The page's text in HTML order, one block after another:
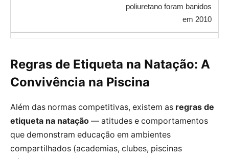
poliuretano foram banidos
em 2010
Regras de Etiqueta na Natação: A
Convivência na Piscina
Além das normas competitivas, existem as regras de
etiqueta na natação — atitudes e comportamentos
que demonstram educação em ambientes
compartilhados (academias, clubes, piscinas